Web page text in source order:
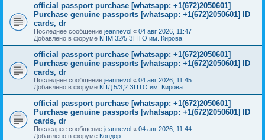
official passport purchase [whatsapp: +1(672)2050601]
Purchase genuine passports [whatsapp: +1(672)2050601] ID
cards, dr
Последнее сообщение jeannevol « 04 авг 2026, 11:47
Добавлено в форуме КПМ 32/5 ЗПТО им. Кирова
official passport purchase [whatsapp: +1(672)2050601]
Purchase genuine passports [whatsapp: +1(672)2050601] ID
cards, dr
Последнее сообщение jeannevol « 04 авг 2026, 11:45
Добавлено в форуме КПД 5/3,2 ЗПТО им. Кирова
official passport purchase [whatsapp: +1(672)2050601]
Purchase genuine passports [whatsapp: +1(672)2050601] ID
cards, dr
Последнее сообщение jeannevol « 04 авг 2026, 11:44
Добавлено в форуме Кондор